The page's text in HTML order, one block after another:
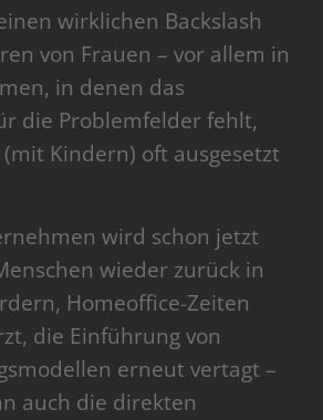
wirklichen Backslash
von Frauen – vor allem in
in denen das
die Problemfelder fehlt,
Kindern) oft ausgesetzt
wird schon jetzt
wieder zurück in
Homeoffice-Zeiten
die Einführung von
erneut vertagt –
auch die direkten